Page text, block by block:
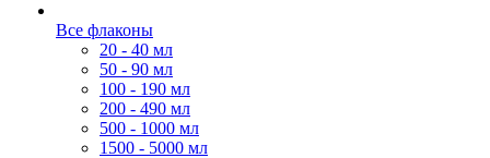
Все флаконы
20 - 40 мл
50 - 90 мл
100 - 190 мл
200 - 490 мл
500 - 1000 мл
1500 - 5000 мл